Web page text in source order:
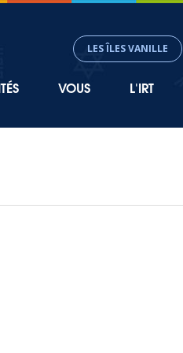
VOUS L'IRT
LES ÎLES VANILLE